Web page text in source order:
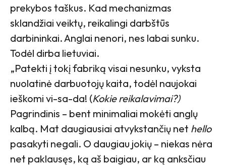
prekybos taškus. Kad mechanizmas
sklandžiai veiktų, reikalingi darbštūs
darbininkai. Anglai nenori, nes labai sunku.
Todėl dirba lietuviai.
„Patekti į tokį fabriką visai nesunku, vyksta
nuolatinė darbuotojų kaita, todėl naujokai
ieškomi vi-sa-da! (Kokie reikalavimai?)
Pagrindinis – bent minimaliai mokėti anglų
kalbą. Mat daugiausiai atvykstančių net hello
pasakyti negali. O daugiau jokių – niekas nėra
net paklausęs, ką aš baigiau, ar ką anksčiau